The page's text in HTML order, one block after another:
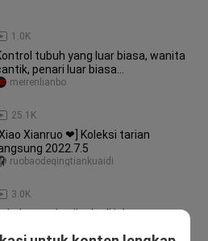
1.0K
tubuh yang luar biasa, wanita
penari luar biasa
Bayaderka Festival
25.1K
meirenlianbo
Xianruo ❤] Koleksi tarian
2022.7.5
3.0K
ruobaodeqingtiankuaidi
tarian jingle di jalan~